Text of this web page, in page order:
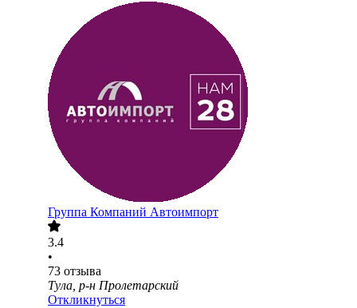
Группа Компаний Автоимпорт
3.4
•
73 отзыва
Тула, р-н Пролетарский
Откликнуться